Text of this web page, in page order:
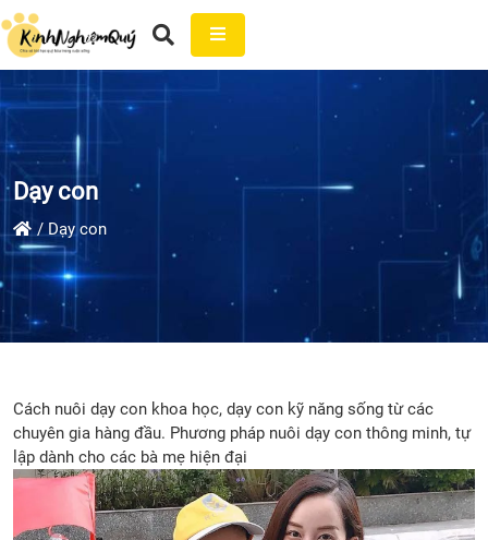
Dạy con
Dạy con
Cách nuôi dạy con khoa học, dạy con kỹ năng sống từ các
chuyên gia hàng đầu. Phương pháp nuôi dạy con thông minh, tự
lập dành cho các bà mẹ hiện đại